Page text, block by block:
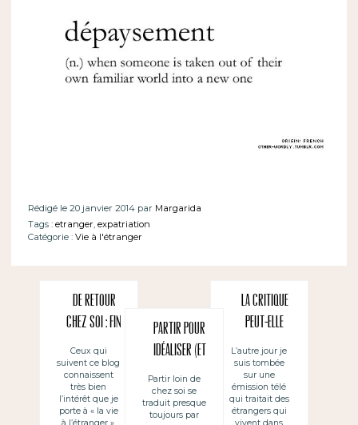
Rédigé le 20 janvier 2014 par Margarida
Tags : etranger, expatriation
Catégorie : Vie à l'étranger
De retour
chez soi : fin
expatriation ?
Ceux qui
suivent ce blog
connaissent
très bien
l’intérêt que je
porte à « la vie
Partir pour
idéaliser (et
soutenir le
foot et
eurovision) ~
Partir loin de
chez soi se
traduit presque
toujours par
La critique
peut-elle
sortir de la
bouche d’un
étranger ?
L’autre jour je
suis tombée
sur une
émission télé
qui traitait des
étrangers qui